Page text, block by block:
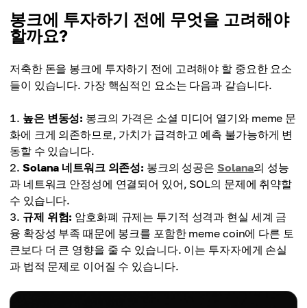
봉크에 투자하기 전에 무엇을 고려해야
할까요?
저축한 돈을 봉크에 투자하기 전에 고려해야 할 중요한 요소
들이 있습니다. 가장 핵심적인 요소는 다음과 같습니다.
높은 변동성: 봉크의 가격은 소셜 미디어 열기와 meme 문
화에 크게 의존하므로, 가치가 급격하고 예측 불가능하게 변
동할 수 있습니다.
Solana 네트워크 의존성: 봉크의 성공은Solana의 성능
과 네트워크 안정성에 연결되어 있어, SOL의 문제에 취약할
수 있습니다.
규제 위험: 암호화폐 규제는 투기적 성격과 현실 세계 금
융 확장성 부족 때문에 봉크를 포함한 meme coin에 다른 토
큰보다 더 큰 영향을 줄 수 있습니다. 이는 투자자에게 손실
과 법적 문제로 이어질 수 있습니다.